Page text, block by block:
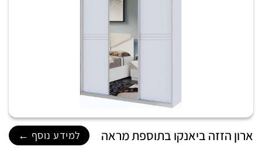
ארון הזזה ביאנקו בתוספת מראה למידע נוסף ←